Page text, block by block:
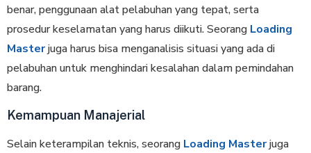
benar, penggunaan alat pelabuhan yang tepat, serta
prosedur keselamatan yang harus diikuti. Seorang Loading
Masterjuga harus bisa menganalisis situasi yang ada di
pelabuhan untuk menghindari kesalahan dalam pemindahan
barang.
Kemampuan Manajerial
Selain keterampilan teknis, seorang Loading Masterjuga